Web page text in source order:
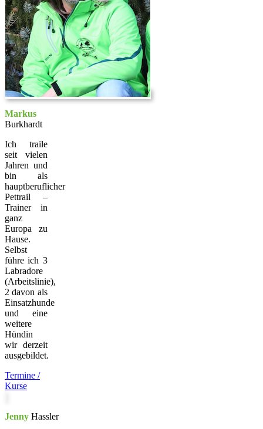
Markus
Burkhardt
Ich traile
seit vielen
Jahren und
bin als
hauptberuflicher
Pettrail –
Trainer in
ganz
Europa zu
Hause.
Selbst
führe ich 3
Labradore
(Arbeitslinie),
2 davon als
Einsatzhunde
und eine
weitere
Hündin
wir derzeit
ausgebildet.
Termine /
Kurse
Jenny Hassler